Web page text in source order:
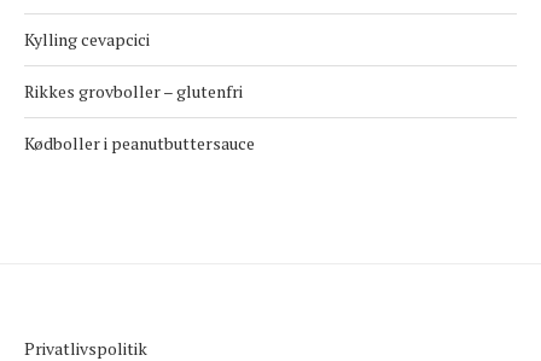
Kylling cevapcici
Rikkes grovboller – glutenfri
Kødboller i peanutbuttersauce
Privatlivspolitik